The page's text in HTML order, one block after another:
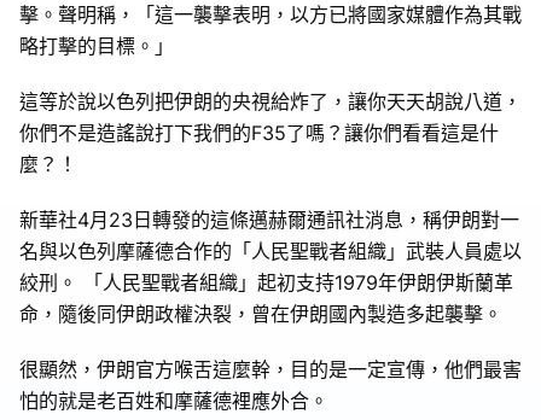
擊。聲明稱，「這一襲擊表明，以方已將國家媒體作為其戰
略打擊的目標。」
這等於說以色列把伊朗的央視給炸了，讓你天天胡說八道，
你們不是造謠說打下我們的F35了嗎？讓你們看看這是什
麼？！
新華社4月23日轉發的這條邁赫爾通訊社消息，稱伊朗對一
名與以色列摩薩德合作的「人民聖戰者組織」武裝人員處以
絞刑。 「人民聖戰者組織」起初支持1979年伊朗伊斯蘭革
命，隨後同伊朗政權決裂，曾在伊朗國內製造多起襲擊。
很顯然，伊朗官方喉舌這麼幹，目的是一定宣傳，他們最害
怕的就是老百姓和摩薩德裡應外合。